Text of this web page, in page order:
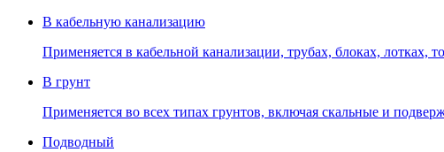
В кабельную канализацию
Применяется в кабельной канализации, трубах, блоках, лотках,
В грунт
Применяется во всех типах грунтов, включая скальные и
Подводный